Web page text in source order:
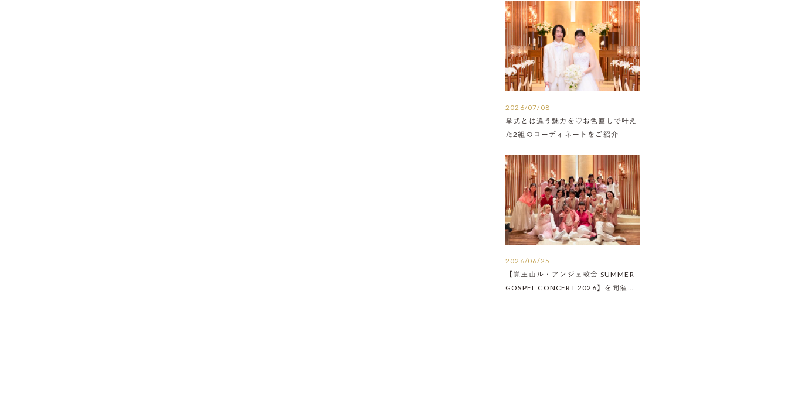
2026/07/08
挙式とは違う魅力を♡お色直しで叶え
た2組のコーディネートをご紹介
2026/06/25
【覚王山ル・アンジェ教会 SUMMER
GOSPEL CONCERT 2026】を開催い